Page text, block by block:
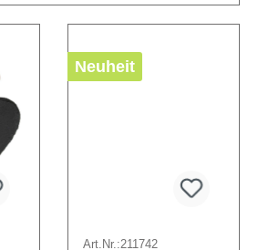
Neuheit
Art.Nr.:211742